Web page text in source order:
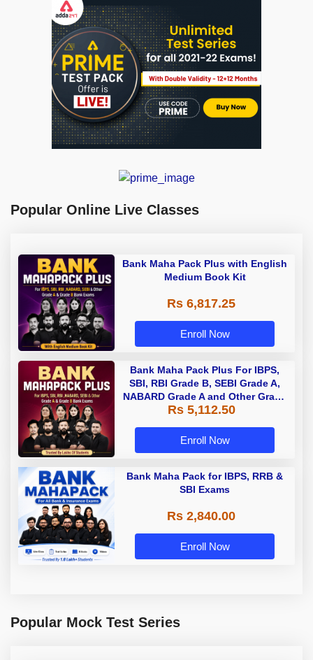
Popular Online Live Classes
Bank Maha Pack Plus with English
Medium Book Kit
Rs 6,817.25
Enroll Now
Bank Maha Pack Plus For IBPS,
SBI, RBI Grade B, SEBI Grade A,
NABARD Grade A and Other Grade
A & Grade B Bank Exams
Rs 5,112.50
Enroll Now
Bank Maha Pack for IBPS, RRB &
SBI Exams
Rs 2,840.00
Enroll Now
Popular Mock Test Series